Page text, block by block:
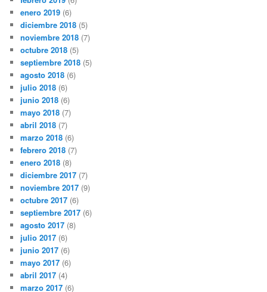
enero 2019 (6)
diciembre 2018 (5)
noviembre 2018 (7)
octubre 2018 (5)
septiembre 2018 (5)
agosto 2018 (6)
julio 2018 (6)
junio 2018 (6)
mayo 2018 (7)
abril 2018 (7)
marzo 2018 (6)
febrero 2018 (7)
enero 2018 (8)
diciembre 2017 (7)
noviembre 2017 (9)
octubre 2017 (6)
septiembre 2017 (6)
agosto 2017 (8)
julio 2017 (6)
junio 2017 (6)
mayo 2017 (6)
abril 2017 (4)
marzo 2017 (6)